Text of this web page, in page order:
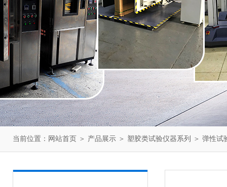
当前位置： 网站首页 ＞ 产品展示 ＞ 塑胶类试验仪器系列 ＞ 弹性试